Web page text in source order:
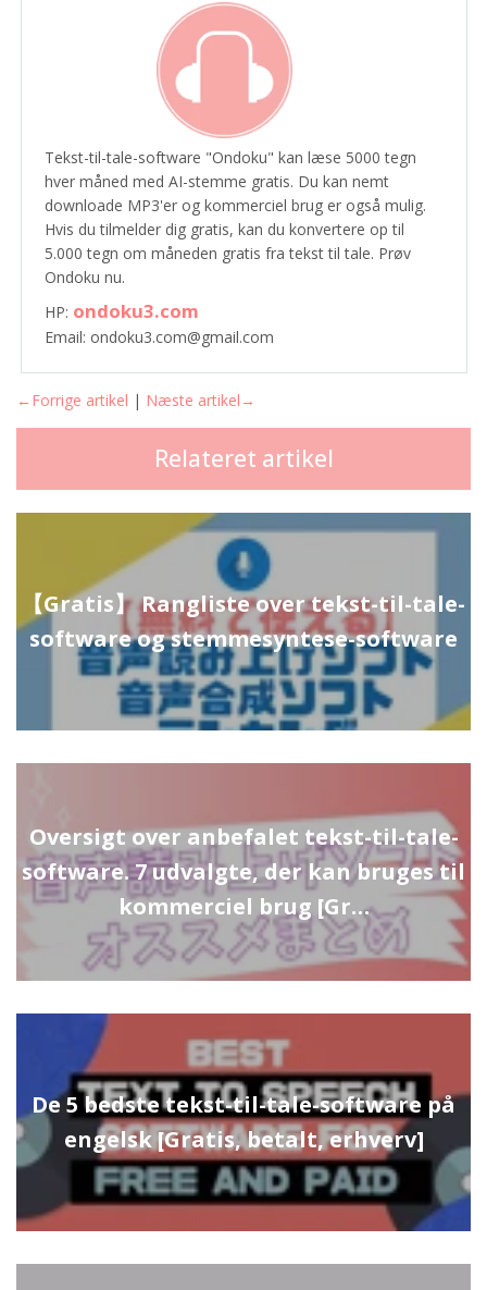
Tekst-til-tale-software "Ondoku" kan læse 5000 tegn
hver måned med AI-stemme gratis. Du kan nemt
downloade MP3'er og kommerciel brug er også mulig.
Hvis du tilmelder dig gratis, kan du konvertere op til
5.000 tegn om måneden gratis fra tekst til tale. Prøv
Ondoku nu.
HP: ondoku3.com
Email: ondoku3.com@gmail.com
←Forrige artikel | Næste artikel→
Relateret artikel
【Gratis】 Rangliste over tekst-til-tale-
software og stemmesyntese-software
Oversigt over anbefalet tekst-til-tale-
software. 7 udvalgte, der kan bruges til
kommerciel brug [Gr…
De 5 bedste tekst-til-tale-software på
engelsk [Gratis, betalt, erhverv]